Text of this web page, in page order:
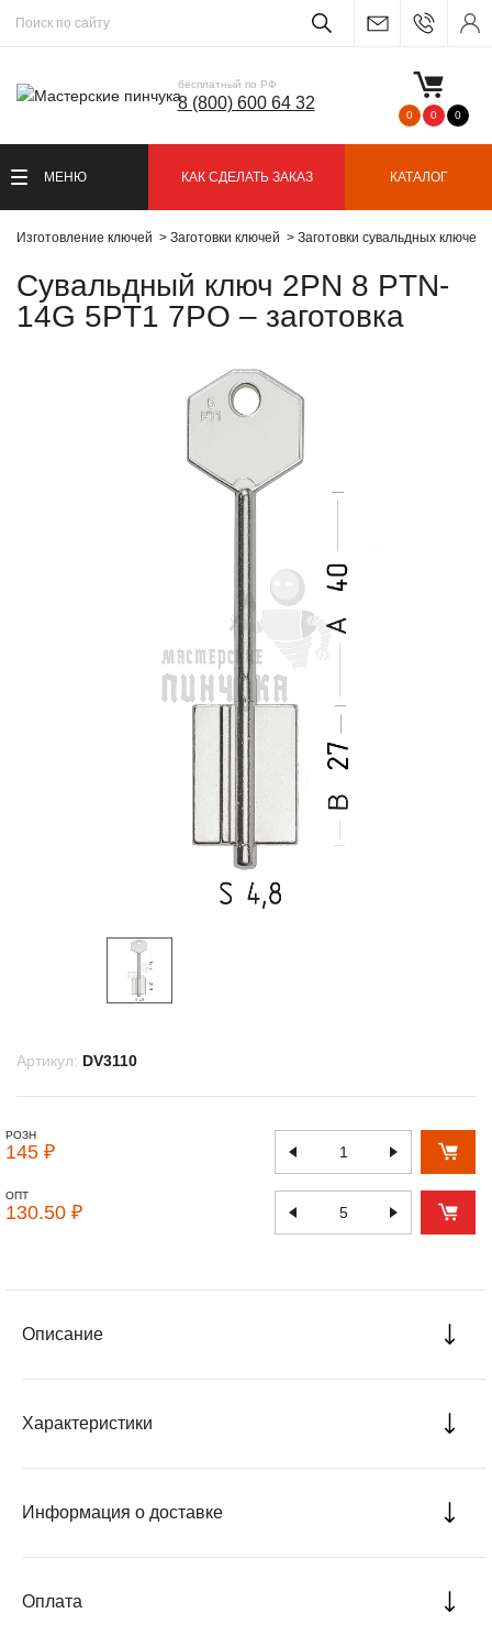
бесплатный по РФ
8 (800) 600 64 32
0 0 0
МЕНЮ КАК СДЕЛАТЬ ЗАКАЗ КАТАЛОГ
Изготовление ключей Заготовки ключей Заготовки сувальдных ключей
Сувальдный ключ 2PN 8 PTN-
14G 5PT1 7PO – заготовка
Артикул: DV3110
РОЗН
145 ₽
ОПТ
130.50 ₽
Описание
Характеристики
Информация о доставке
Оплата